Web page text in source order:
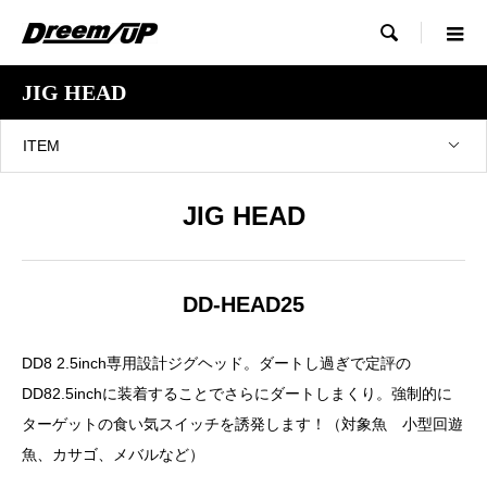

JIG HEAD
ITEM
JIG HEAD
DD-HEAD25
DD8 2.5inch専用設計ジグヘッド。ダートし過ぎで定評の
DD82.5inchに装着することでさらにダートしまくり。強制的に
ターゲットの食い気スイッチを誘発します！（対象魚 小型回遊
魚、カサゴ、メバルなど）